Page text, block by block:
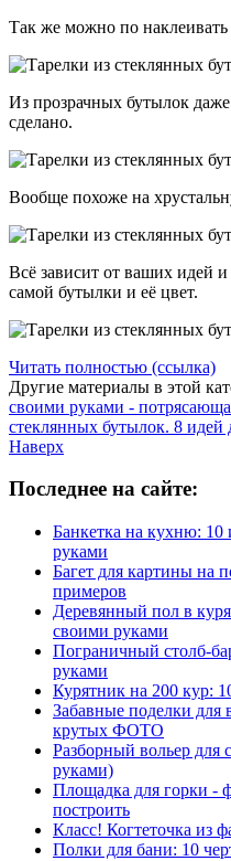
Так же можно по наклеивать
Из прозрачных бутылок
сделано.
Вообще похоже на
Всё зависит от ваших идей
самой бутылки и её цвет.
Читать полностью (ссылка)
Другие материалы в этой
своими руками -
стеклянных бутылок. 8 идей
Наверх
Последнее на сайте:
Банкетка на кухню: 10
руками
Багет для картины на
примеров
Деревянный пол в
своими руками
Пограничный столб-
руками
Курятник на 200 кур:
Забавные поделки для
крутых ФОТО
Разборный вольер для
руками)
Площадка для горки -
построить
Класс! Когтеточка из
Полки для бани: 10